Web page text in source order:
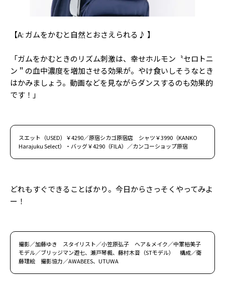
【A: ガムをかむと自然とおさえられる♪ 】
「ガムをかむときのリズム刺激は、幸せホルモン〝セロトニ
ン＂の血中濃度を増加させる効果が。やけ食いしそうなとき
はかみましょう。動画などを見ながらダンスするのも効果的
です！」
スエット（USED）￥4290／原宿シカゴ原宿店 シャツ￥3990（KANKO
Harajuku Select）・バッグ￥4290（FILA）／カンコーショップ原宿
どれもすぐできることばかり。今日からさっそくやってみよ
ー！
撮影／加藤ゆき スタイリスト／小笠原弘子 ヘア＆メイク／中軍裕美子
モデル／ブリッジマン遊七、瀬戸琴楓、藤村木音（STモデル） 構成／衛
藤理絵 撮影協力／AWABEES、UTUWA